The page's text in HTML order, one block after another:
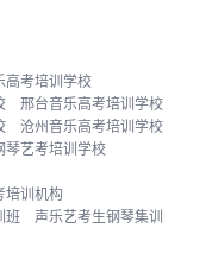
高考培训学校
邢台音乐高考培训学校
沧州音乐高考培训学校
琴艺考培训学校
培训机构
班
声乐艺考生钢琴集训